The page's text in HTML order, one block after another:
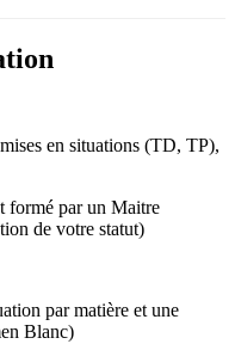
en situations (TD, TP),
formé par un Maitre
de votre statut)
par matière et une
Blanc)